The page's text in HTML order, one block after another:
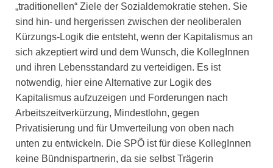
„traditionellen“ Ziele der Sozialdemokratie stehen. Sie
sind hin- und hergerissen zwischen der neoliberalen
Kürzungs-Logik die entsteht, wenn der Kapitalismus an
sich akzeptiert wird und dem Wunsch, die KollegInnen
und ihren Lebensstandard zu verteidigen. Es ist
notwendig, hier eine Alternative zur Logik des
Kapitalismus aufzuzeigen und Forderungen nach
Arbeitszeitverkürzung, Mindestlohn, gegen
Privatisierung und für Umverteilung von oben nach
unten zu entwickeln. Die SPÖ ist für diese KollegInnen
keine Bündnispartnerin, da sie selbst Trägerin